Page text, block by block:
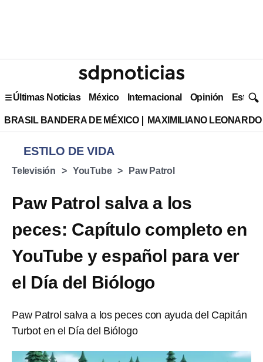
Últimas Noticias México Internacional Opinión Estilo
BRASIL BANDERA DE MÉXICO MAXIMILIANO
ESTILO DE VIDA
Televisión YouTube Paw Patrol
Paw Patrol salva a los
peces: Capítulo completo en
YouTube y español para ver
el Día del Biólogo
Paw Patrol salva a los peces con ayuda del Capitán
Turbot en el Día del Biólogo